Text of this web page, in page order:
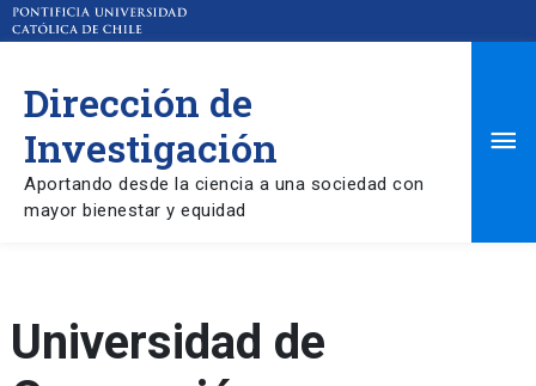
Dirección de
Investigación
Aportando desde la ciencia a una sociedad con
mayor bienestar y equidad
Universidad de